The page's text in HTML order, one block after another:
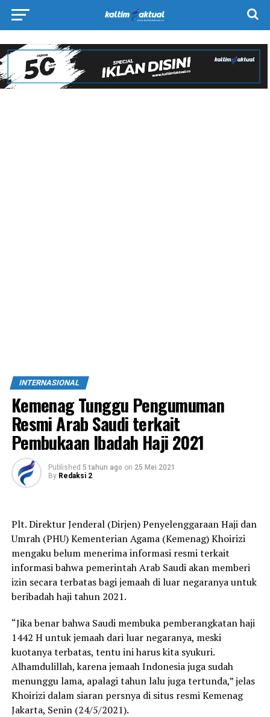
INTERNASIONAL
Kemenag Tunggu Pengumuman
Resmi Arab Saudi terkait
Pembukaan Ibadah Haji 2021
Published 5 tahun ago on 25 Mei 2021
By Redaksi 2
Plt. Direktur Jenderal (Dirjen) Penyelenggaraan Haji dan
Umrah (PHU) Kementerian Agama (Kemenag) Khoirizi
mengaku belum menerima informasi resmi terkait
informasi bahwa pemerintah Arab Saudi akan memberi
izin secara terbatas bagi jemaah di luar negaranya untuk
beribadah haji tahun 2021.
“Jika benar bahwa Saudi membuka pemberangkatan haji
1442 H untuk jemaah dari luar negaranya, meski
kuotanya terbatas, tentu ini harus kita syukuri.
Alhamdulillah, karena jemaah Indonesia juga sudah
menunggu lama, apalagi tahun lalu juga tertunda,” jelas
Khoirizi dalam siaran persnya di situs resmi Kemenag
Jakarta, Senin (24/5/2021).